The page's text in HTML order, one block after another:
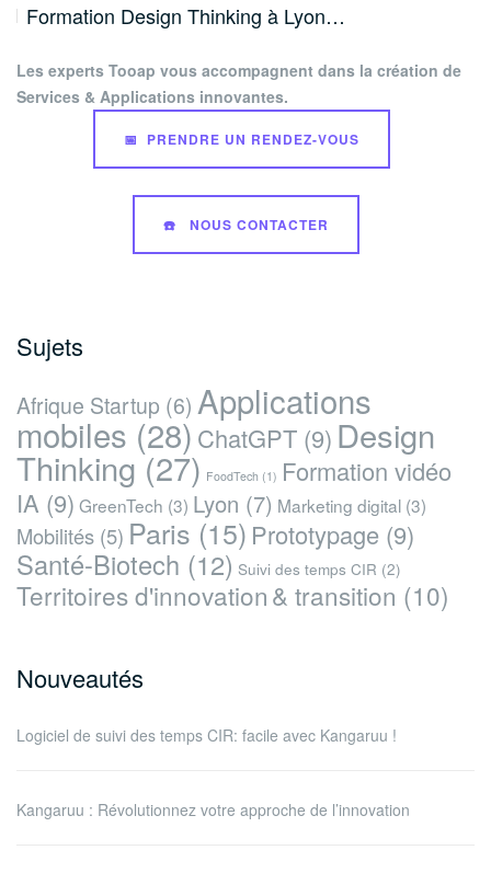
Formation Design Thinking à Lyon…
Les experts Tooap vous accompagnent dans la création de
Services & Applications innovantes.
📅 PRENDRE UN RENDEZ-VOUS
☎️ NOUS CONTACTER
Sujets
Afrique Startup (6) Applications
mobiles (28) ChatGPT (9) Design
Thinking(27) FoodTech (1) Formation vidéo
IA (9) GreenTech (3) Lyon (7) Marketing digital (3)
Mobilités (5) Paris (15) Prototypage (9)
Santé-Biotech (12) Suivi des temps CIR (2)
Territoires d'innovation & transition (10)
Nouveautés
Logiciel de suivi des temps CIR: facile avec Kangaruu !
Kangaruu : Révolutionnez votre approche de l’innovation